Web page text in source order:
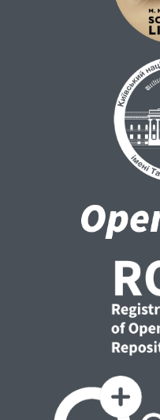
законодавчого
проєвропейського
середовища та
національних
і в умовах
між Україною та
яка набула
вимагає високого
українському
координації
країнах-членах
уроки в
структурних
рівні важливі для
варіанти
планування та
для кращої
інтеграції до
європеїзація,